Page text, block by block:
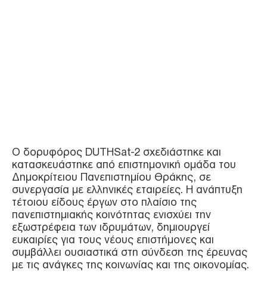
Ο δορυφόρος DUTHSat-2 σχεδιάστηκε και
κατασκευάστηκε από επιστημονική ομάδα του
Δημοκρίτειου Πανεπιστημίου Θράκης, σε
συνεργασία με ελληνικές εταιρείες. Η ανάπτυξη
τέτοιου είδους έργων στο πλαίσιο της
πανεπιστημιακής κοινότητας ενισχύει την
εξωστρέφεια των ιδρυμάτων, δημιουργεί
ευκαιρίες για τους νέους επιστήμονες και
συμβάλλει ουσιαστικά στη σύνδεση της έρευνας
με τις ανάγκες της κοινωνίας και της οικονομίας.